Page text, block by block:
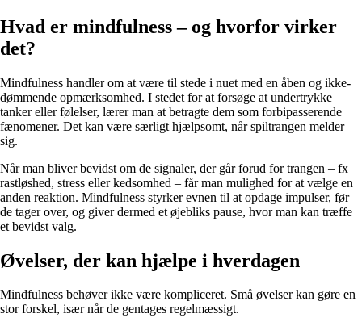
Hvad er mindfulness – og hvorfor virker
det?
Mindfulness handler om at være til stede i nuet med en åben og ikke-
dømmende opmærksomhed. I stedet for at forsøge at undertrykke
tanker eller følelser, lærer man at betragte dem som forbipasserende
fænomener. Det kan være særligt hjælpsomt, når spiltrangen melder
sig.
Når man bliver bevidst om de signaler, der går forud for trangen – fx
rastløshed, stress eller kedsomhed – får man mulighed for at vælge en
anden reaktion. Mindfulness styrker evnen til at opdage impulser, før
de tager over, og giver dermed et øjebliks pause, hvor man kan træffe
et bevidst valg.
Øvelser, der kan hjælpe i hverdagen
Mindfulness behøver ikke være kompliceret. Små øvelser kan gøre en
stor forskel, især når de gentages regelmæssigt.